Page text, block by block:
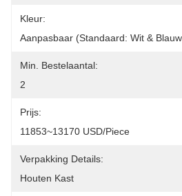
Kleur:
Aanpasbaar (Standaard: Wit &
Min. Bestelaantal:
2
Prijs:
11853~13170 USD/Piece
Verpakking Details:
Houten Kast